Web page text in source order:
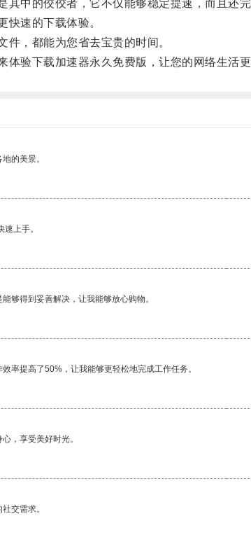
中的佼佼者，它不仅能够稳定提速，而且还完
速的下载体验。
，都能为您省去宝贵的时间。
验下载加速器永久免费版，让您的网络生活更
的美景。
上手。
够得到妥善解决，让我能够放心购物。
率提高了50%，让我能够更轻松地完成工作任务。
，享受美好时光。
交需求。